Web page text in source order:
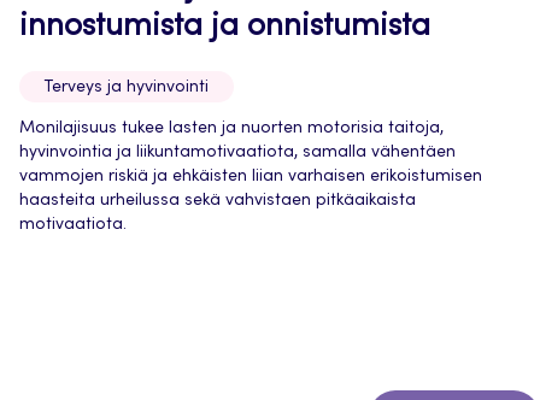
innostumista ja onnistumista
Terveys ja hyvinvointi
Monilajisuus tukee lasten ja nuorten motorisia taitoja,
hyvinvointia ja liikuntamotivaatiota, samalla vähentäen
vammojen riskiä ja ehkäisten liian varhaisen erikoistumisen
haasteita urheilussa sekä vahvistaen pitkäaikaista
motivaatiota.